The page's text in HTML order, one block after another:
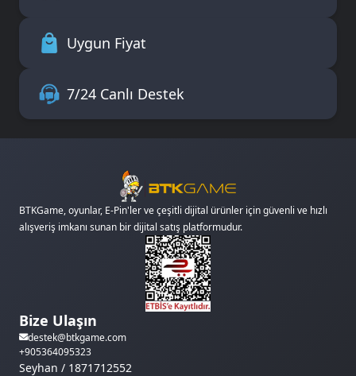
Uygun Fiyat
7/24 Canlı Destek
BTKGame, oyunlar, E-Pin'ler ve çeşitli dijital ürünler için güvenli ve hızlı
alışveriş imkanı sunan bir dijital satış platformudur.
Bize Ulaşın
destek@btkgame.com
+905364095323
Seyhan / 1871712552